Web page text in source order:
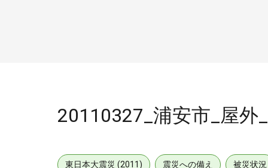
20110327_浦安市_屋外
東日本大震災 (2011) 震災への備え 被災状況